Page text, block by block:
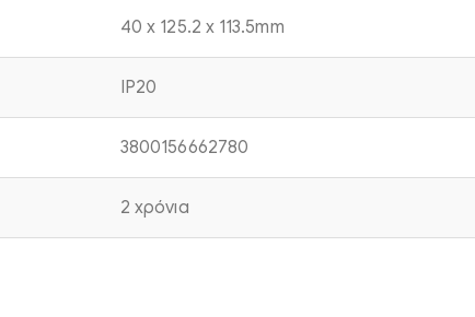
40 x 125.2 x 113.5mm
IP20
3800156662780
2 χρόνια